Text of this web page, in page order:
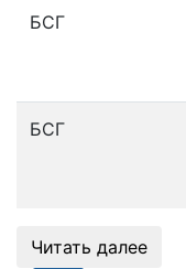
БСГ
БСГ
Читать далее